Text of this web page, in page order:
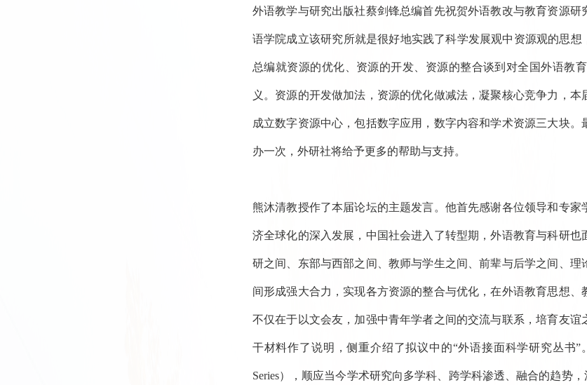
外语教学与研究出版社蔡剑锋总编首先祝贺外语教改与教育资源
语学院成立该研究所就是很好地实践了科学发展观中资源观的思
总编就资源的优化、资源的开发、资源的整合谈到对全国外语教
义。资源的开发做加法，资源的优化做减法，凝聚核心竞争力，
成立数字资源中心，包括数字应用，数字内容和学术资源三大块
办一次，外研社将给予更多的帮助与支持。
熊沐清教授作了本届论坛的主题发言。他首先感谢各位领导和专
济全球化的深入发展，中国社会进入了转型期，外语教育与科研
研之间、东部与西部之间、教师与学生之间、前辈与后学之间、
间形成强大合力，实现各方资源的整合与优化，在外语教育思想
不仅在于以文会友，加强中青年学者之间的交流与联系，培育友
干材料作了说明，侧重介绍了拟议中的“外语接面科学研究丛书”
Series），顺应当今学术研究向多学科、跨学科渗透、融合的趋势